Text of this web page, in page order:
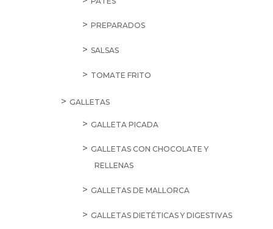
PREPARADOS
SALSAS
TOMATE FRITO
GALLETAS
GALLETA PICADA
GALLETAS CON CHOCOLATE Y
RELLENAS
GALLETAS DE MALLORCA
GALLETAS DIETÉTICAS Y DIGESTIVAS